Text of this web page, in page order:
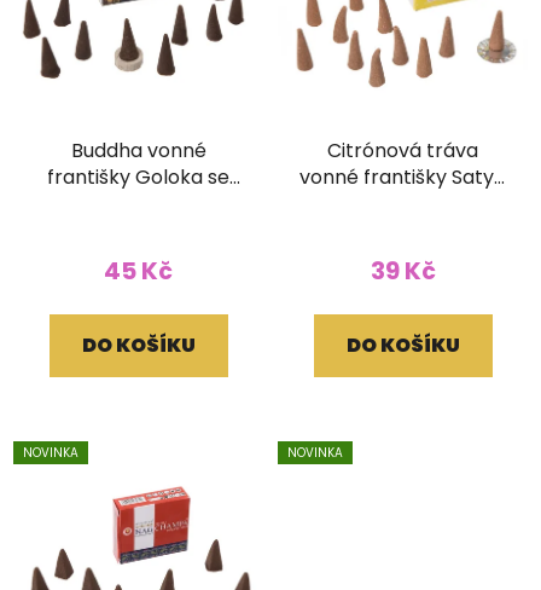
Buddha vonné
františky Goloka se
45 Kč
DO KOŠÍKU
Citrónová tráva
vonné františky Satya
39 Kč
DO KOŠÍKU
NOVINKA NOVINKA